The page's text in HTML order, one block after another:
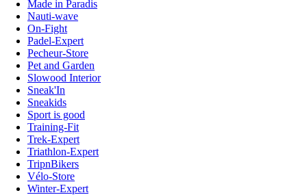
Made in Paradis
Nauti-wave
On-Fight
Padel-Expert
Pecheur-Store
Pet and Garden
Slowood Interior
Sneak'In
Sneakids
Sport is good
Training-Fit
Trek-Expert
Triathlon-Expert
TripnBikers
Vélo-Store
Winter-Expert